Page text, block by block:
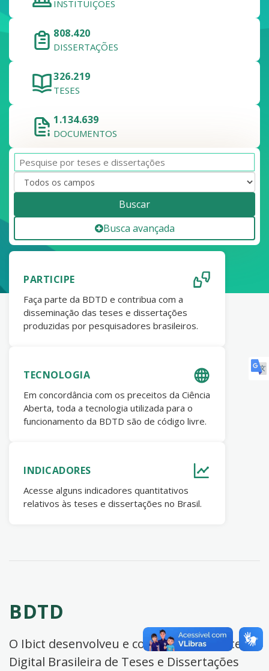
INSTITUIÇÕES
808.420
DISSERTAÇÕES
326.219
TESES
1.134.639
DOCUMENTOS
Buscar
Busca avançada
PARTICIPE
Faça parte da BDTD e contribua com a
disseminação das teses e dissertações
produzidas por pesquisadores brasileiros.
TECNOLOGIA
Em concordância com os preceitos da Ciência
Aberta, toda a tecnologia utilizada para o
funcionamento da BDTD são de código livre.
INDICADORES
Acesse alguns indicadores quantitativos
relativos às teses e dissertações no Brasil.
BDTD
O Ibict desenvolveu e coordena a Biblioteca
Digital Brasileira de Teses e Dissertações